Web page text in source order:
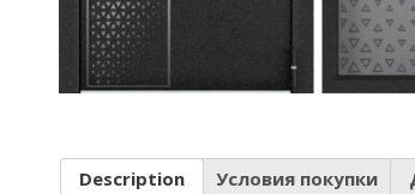
Description Условия покупки